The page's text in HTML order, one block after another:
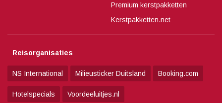
Premium kerstpakketten
Kerstpakketten.net
Reisorganisaties
NS International Milieusticker Duitsland Booking.com
Hotelspecials Voordeeluitjes.nl